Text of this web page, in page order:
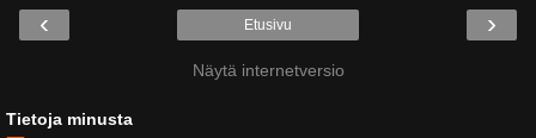
‹ ›
Etusivu
Näytä internetversio
Tietoja minusta